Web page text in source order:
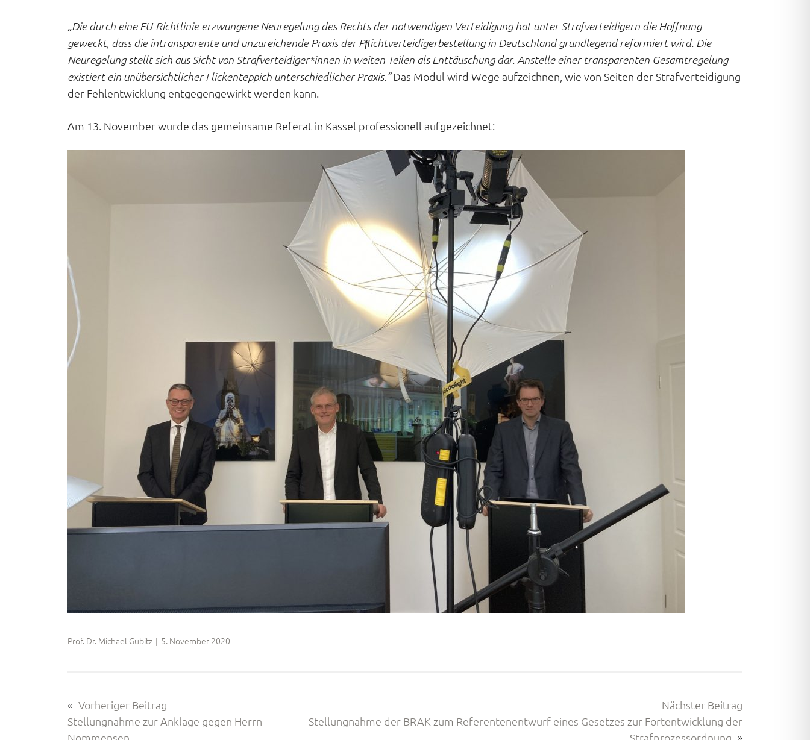
Tab)
Tab)
„Die durch eine EU-Richtlinie erzwungene Neuregelung des Rechts der notwendigen Verteidigung hat unter Strafverteidigern die Hoffnung
geweckt, dass die intransparente und unzureichende Praxis der Pﬂichtverteidigerbestellung in Deutschland grundlegend reformiert wird. Die
Neuregelung stellt sich aus Sicht von Strafverteidiger*innen in weiten Teilen als Enttäuschung dar. Anstelle einer transparenten Gesamtregelung
existiert ein unübersichtlicher Flickenteppich unterschiedlicher Praxis.“Das Modul wird Wege aufzeichnen, wie von Seiten der Strafverteidigung
der Fehlentwicklung entgegengewirkt werden kann.
Am 13. November wurde das gemeinsame Referat in Kassel professionell aufgezeichnet:
Prof. Dr. Michael Gubitz | 5. November 2020
« Vorheriger Beitrag
Stellungnahme zur Anklage gegen Herrn
Nommensen
Nächster Beitrag
Stellungnahme der BRAK zum Referentenentwurf eines Gesetzes zur Fortentwicklung der
Strafprozessordnung »